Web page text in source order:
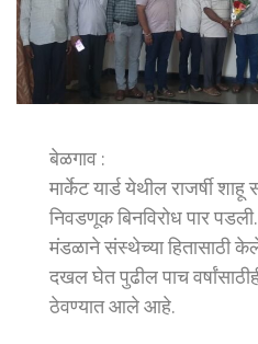
बेळगाव :
मार्केट यार्ड येथील राजर्षी शाहू
निवडणूक बिनविरोध पार
मंडळाने संस्थेच्या हितासाठी
दखल घेत पुढील पाच
ठेवण्यात आले आहे.